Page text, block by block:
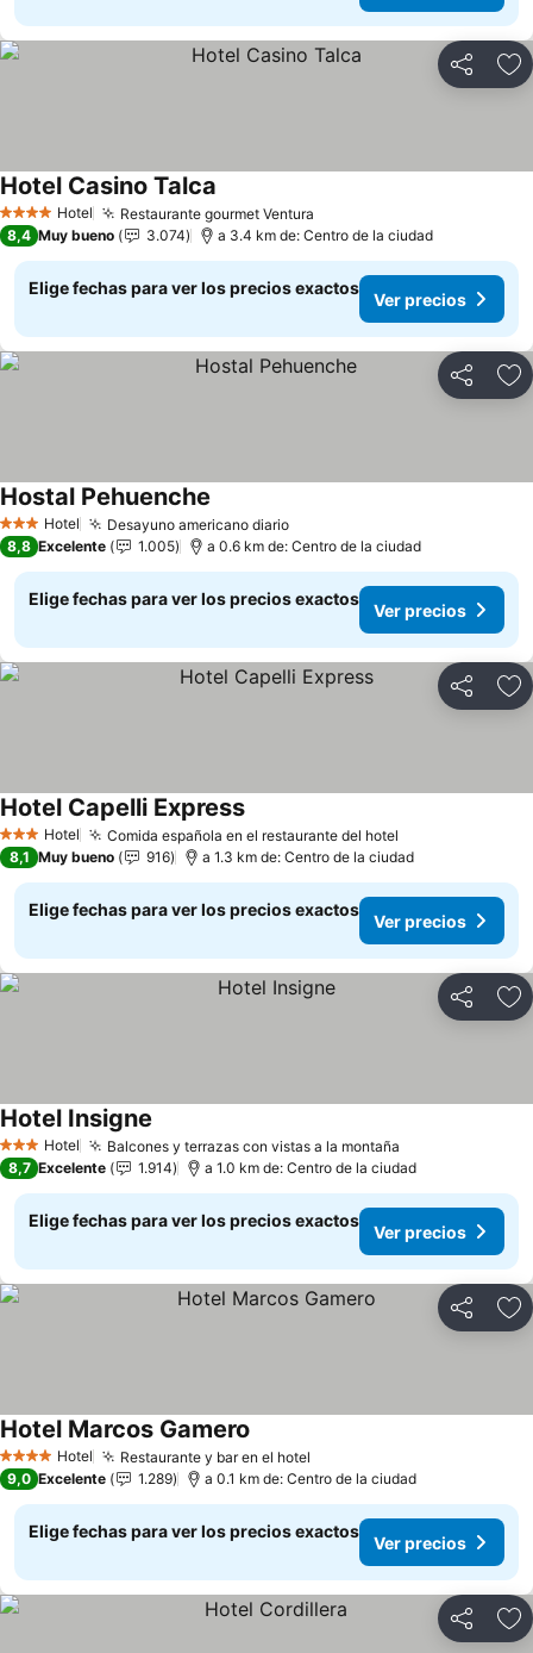
Compartir
4 EstrellasHotel Restaurante gourmet Ventura
Hotel Casino Talca
8,4 Muy bueno 3.074 a 3.4 km de: Centro de la ciudad
Elige fechas para ver los precios exactos
Ver precios
Compartir
3 Estrellas
Hotel Desayuno americano diario
Hostal Pehuenche
8,8 Excelente 1.005 a 0.6 km de: Centro de la ciudad
Elige fechas para ver los precios exactos
Ver precios
Compartir
3 Estrellas
Hotel Comida española en el restaurante del hotel
Hotel Capelli Express
8,1 Muy bueno 916 a 1.3 km de: Centro de la ciudad
Elige fechas para ver los precios exactos
Ver precios
Compartir
3 Estrellas
Hotel Balcones y terrazas con vistas a la montaña
Hotel Insigne
8,7 Excelente 1.914 a 1.0 km de: Centro de la ciudad
Elige fechas para ver los precios exactos
Ver precios
Compartir
4 EstrellasHotel Restaurante y bar en el hotel
Hotel Marcos Gamero
9,0 Excelente 1.289 a 0.1 km de: Centro de la ciudad
Elige fechas para ver los precios exactos
Ver precios
Compartir